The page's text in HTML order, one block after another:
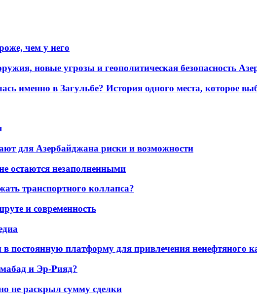
чем у него
новые угрозы и геополитическая безопасность
именно в Загульбе? История одного места, которое
для Азербайджана риски и возможности
остаются незаполненными
транспортного коллапса?
и современность
постоянную платформу для привлечения ненефтяного
и Эр-Рияд?
не раскрыл сумму сделки